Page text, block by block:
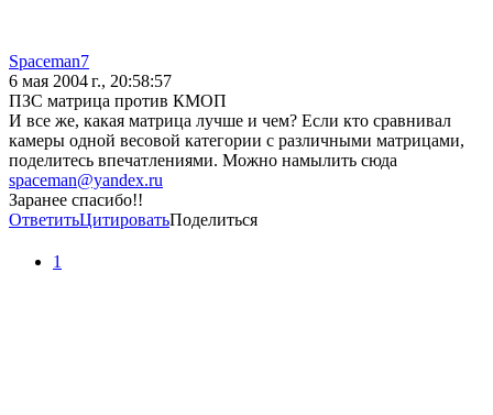
Spaceman7
6 мая 2004 г., 20:58:57
ПЗС матрица против КМОП
И все же, какая матрица лучше и чем? Если кто сравнивал
камеры одной весовой категории с различными матрицами,
поделитесь впечатлениями. Можно намылить сюда
spaceman@yandex.ru
Заранее спасибо!!
ОтветитьЦитироватьПоделиться
1